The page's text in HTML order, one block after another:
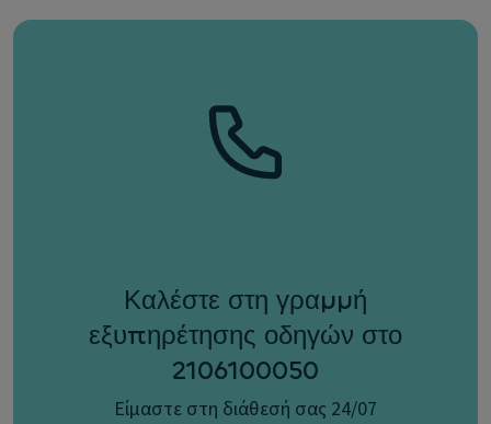
Καλέστε στη γραμμή
εξυπηρέτησης οδηγών στο
2106100050
Είμαστε στη διάθεσή σας 24/07